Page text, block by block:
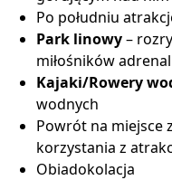
Po południu
Park linowy–
miłośników
Kajaki/Rowery
wodnych
Powrót na miejsce
korzystania z
Obiadokolacja